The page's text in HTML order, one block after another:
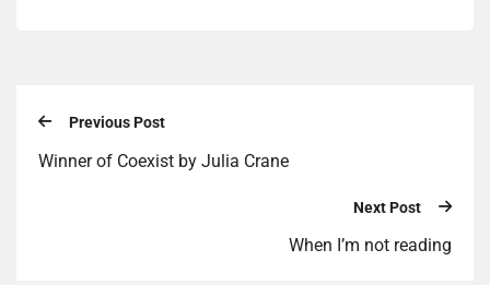
Previous Post
Winner of Coexist by Julia Crane
Next Post
When I’m not reading